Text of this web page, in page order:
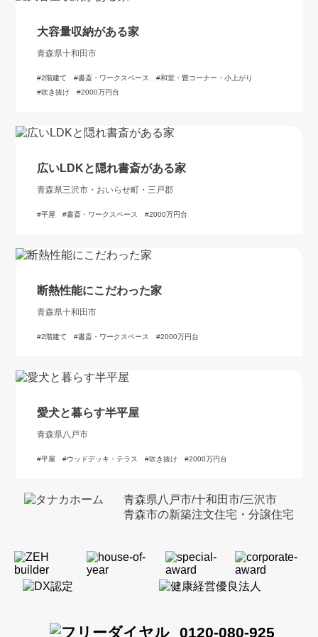
大容量収納がある家
青森県十和田市
2階建て 書斎・ワークスペース
和室・畳コーナー・小上がり
吹き抜け
2000万円台
広いLDKと隠れ書斎がある家
青森県三沢市・おいらせ町・三戸郡
平屋 書斎・ワークスペース 2000万円台
断熱性能にこだわった家
青森県十和田市
2階建て 書斎・ワークスペース 2000万円台
愛犬と暮らす半平屋
青森県八戸市
平屋 ウッドデッキ・テラス 吹き抜け 2000万円台
青森県八戸市/十和田市/三沢市
青森市の新築注文住宅・分譲住宅
0120-080-925